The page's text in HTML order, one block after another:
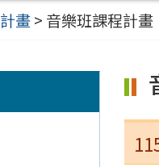
畫> 音樂班課程計畫